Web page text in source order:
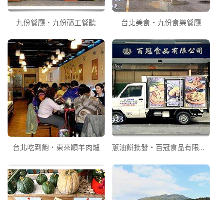
九份餐廳‧九份礦工餐聽 台北美食‧九份食樂餐廳
台北吃到飽‧東來順羊肉爐 蔥油餅批發‧百冠食品有限公司